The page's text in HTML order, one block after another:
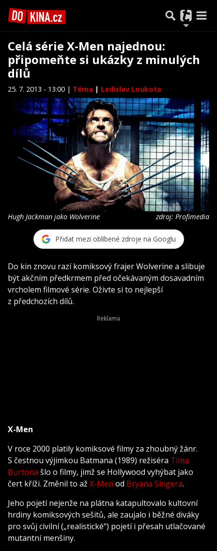
Celá série X-Men najednou:
připomeňte si ukázky z minulých
dílů
25. 7. 2013 - 13:00 | Téma | Ladislav Loukota
Hugh Jackman jako Wolverine zdroj: Profimedia
Přidat mezi oblíbené zdroje na Googlu
Do kin znovu razí komiksový frajer Wolverine a slibuje
být akčním předkrmem před očekávaným dosavadním
vrcholem filmové série. Oživte si to nejlepší
z předchozích dílů.
X-Men
V roce 2000 platily komiksové filmy za zhoubný žánr.
S čestnou výjimkou Batmana (1989) režiséra Tima
Burtona šlo o filmy, jimž se Hollywood vyhýbat jako
čert kříži. Změnil to až X-Men od Bryana Singera.
Jeho pojetí nejenže na plátna katapultovalo kultovní
hrdiny komiksových sešitů, ale zaujalo i běžné diváky
pro svůj civilní („realistické“) pojetí i přesah utlačované
mutantní menšiny.